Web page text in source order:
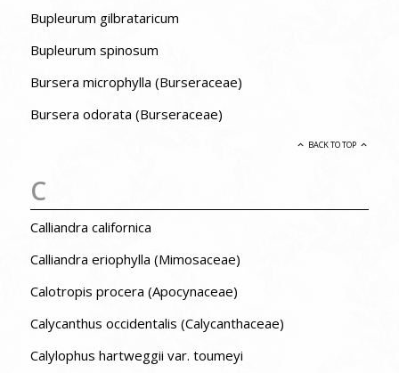
Bupleurum gilbrataricum
Bupleurum spinosum
Bursera microphylla (Burseraceae)
Bursera odorata (Burseraceae)
BACK TO TOP
C
Calliandra californica
Calliandra eriophylla (Mimosaceae)
Calotropis procera (Apocynaceae)
Calycanthus occidentalis (Calycanthaceae)
Calylophus hartweggii var. toumeyi